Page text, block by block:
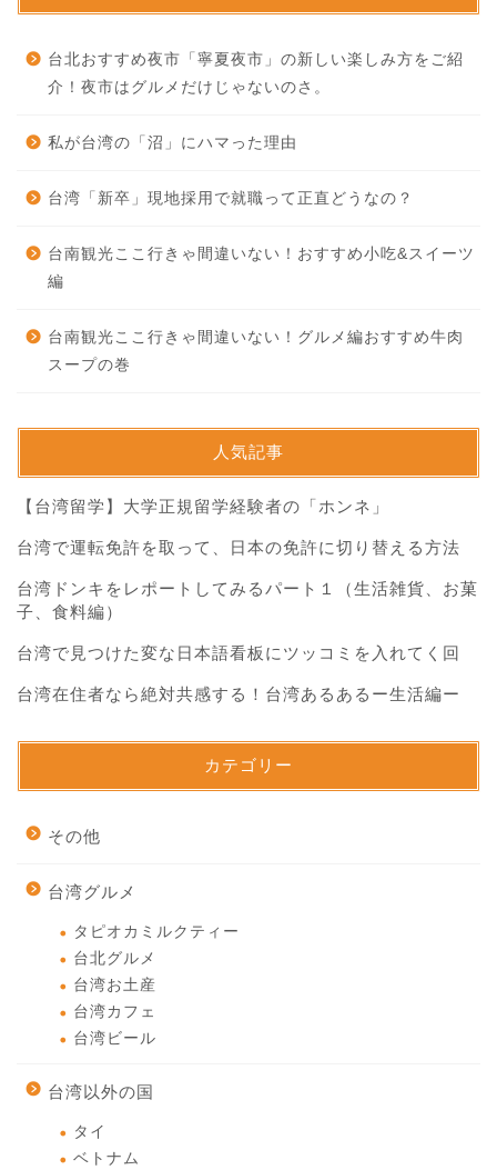
台北おすすめ夜市「寧夏夜市」の新しい楽しみ方をご紹
介！夜市はグルメだけじゃないのさ。
私が台湾の「沼」にハマった理由
台湾「新卒」現地採用で就職って正直どうなの？
台南観光ここ行きゃ間違いない！おすすめ小吃&スイーツ
編
台南観光ここ行きゃ間違いない！グルメ編おすすめ牛肉
スープの巻
人気記事
【台湾留学】大学正規留学経験者の「ホンネ」
台湾で運転免許を取って、日本の免許に切り替える方法
台湾ドンキをレポートしてみるパート１（生活雑貨、お菓
子、食料編）
台湾で見つけた変な日本語看板にツッコミを入れてく回
台湾在住者なら絶対共感する！台湾あるあるー生活編ー
カテゴリー
その他
台湾グルメ
タピオカミルクティー
台北グルメ
台湾お土産
台湾カフェ
台湾ビール
台湾以外の国
タイ
ベトナム